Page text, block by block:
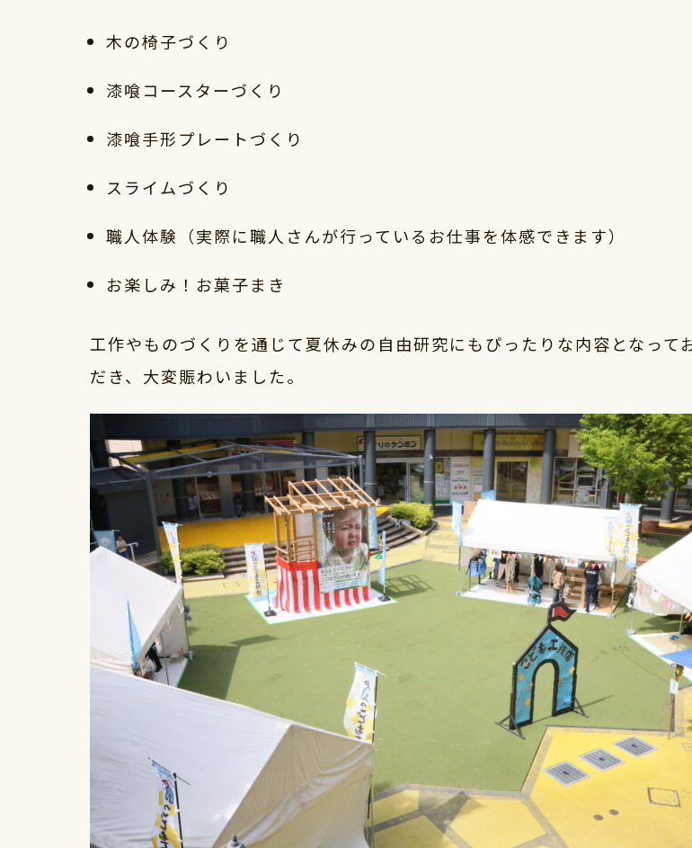
木の椅子づくり
漆喰コースターづくり
漆喰手形プレートづくり
スライムづくり
職人体験（実際に職人さんが行っているお仕事を体感できます）
お楽しみ！お菓子まき
工作やものづくりを通じて夏休みの自由研究にもぴったりな内容となっ
だき、大変賑わいました。